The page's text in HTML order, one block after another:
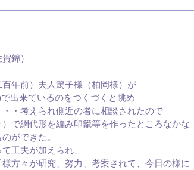
錦）
年前）夫人篤子様（柏岡様）が
出来ているのをつくづくと眺め
・考えられ側近の者に相談されたので
で網代形を編み印籠等を作ったところなかな
ができた。
工夫が加えられ、
方々が研究、努力、考案されて、今日の様に